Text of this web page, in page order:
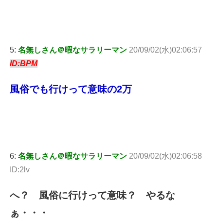
5: 名無しさん＠暇なサラリーマン 20/09/02(水)02:06:57
ID:BPM
風俗でも行けって意味の2万
6: 名無しさん＠暇なサラリーマン 20/09/02(水)02:06:58
ID:2lv
へ？ 風俗に行けって意味？ やるな
ぁ・・・